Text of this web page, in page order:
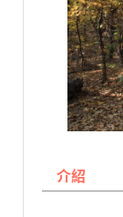
介紹